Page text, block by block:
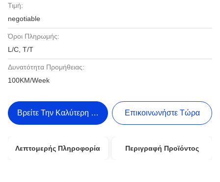
Τιμή:
negotiable
Όροι Πληρωμής:
L/C, T/T
Δυνατότητα Προμήθειας:
100KM/Week
Βρείτε Την Καλύτερη Τιμή Επικοινωνήστε Τώρα
Λεπτομερής Πληροφορία Περιγραφή Προϊόντος